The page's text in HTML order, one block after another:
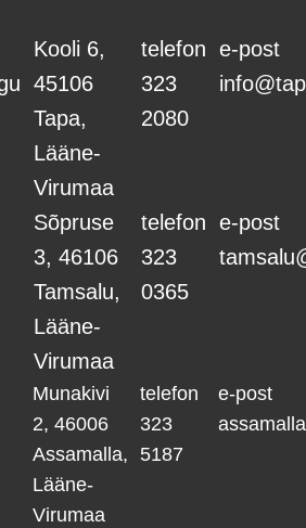
Kooli 6,
45106
Tapa,
Lääne-
Virumaa
telefon
323
2080
e-post
Sõpruse
3, 46106
Tamsalu,
Lääne-
Virumaa
telefon
323
0365
e-post
Munakivi
2, 46006
Assamalla,
Lääne-
Virumaa
telefon
323
5187
e-post